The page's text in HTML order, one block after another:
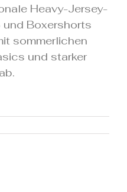
Heavy-Jersey-
Boxershorts
sommerlichen
und starker